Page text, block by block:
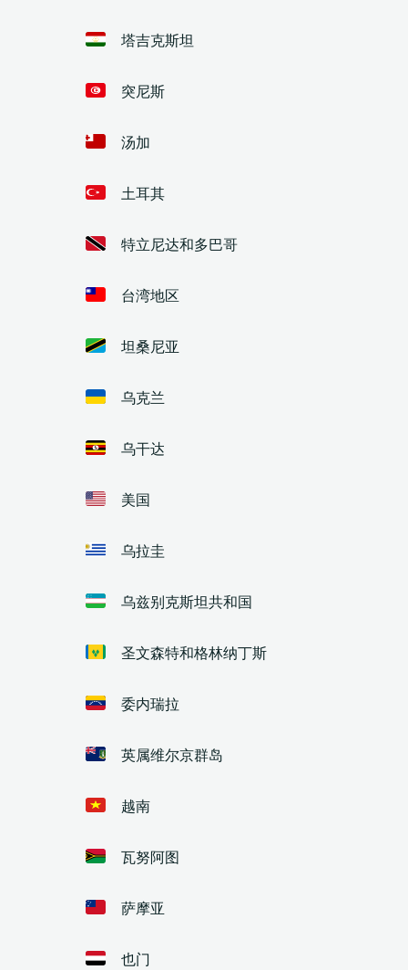
塔吉克斯坦
突尼斯
汤加
土耳其
特立尼达和多巴哥
台湾地区
坦桑尼亚
乌克兰
乌干达
美国
乌拉圭
乌兹别克斯坦共和国
圣文森特和格林纳丁斯
委内瑞拉
英属维尔京群岛
越南
瓦努阿图
萨摩亚
也门